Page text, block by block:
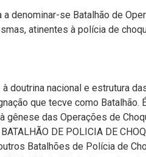
a denominar-se Batalhão de
atinentes à polícia de
à doutrina nacional e estrutura
que tecve como Batalhão.
gênese das Operações de
BATALHÃO DE POLICIA DE
Batalhões de Polícia de